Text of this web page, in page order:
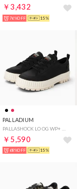
￥3,432
76%OFF 15%
PALLADIUM
￥5,590
68%OFF 15%